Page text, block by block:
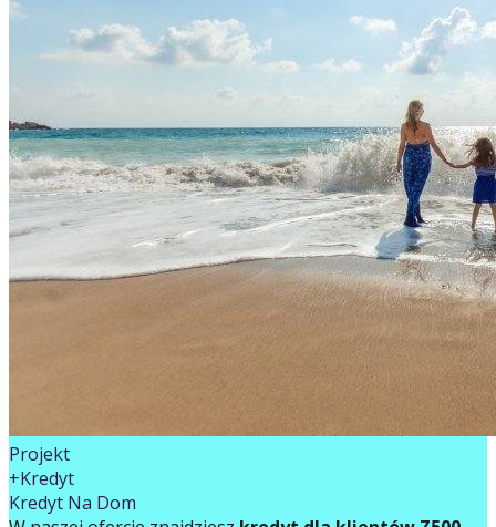
Projekt
+Kredyt
Kredyt Na Dom